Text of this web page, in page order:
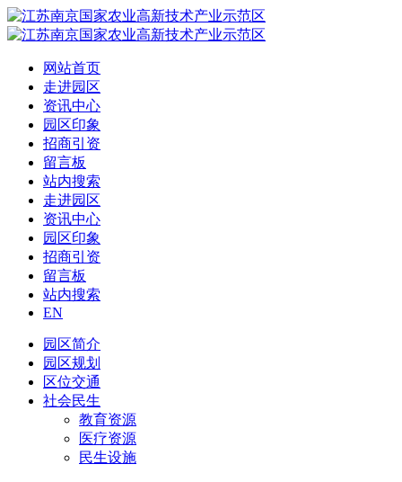
网站首页
走进园区
资讯中心
园区印象
招商引资
留言板
站内搜索
走进园区
资讯中心
园区印象
招商引资
留言板
站内搜索
EN
园区简介
园区规划
区位交通
社会民生
教育资源
医疗资源
民生设施